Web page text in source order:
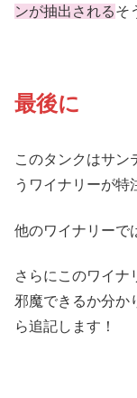
ンが抽出されるそ
最後に
このタンクはサン
うワイナリーが特
他のワイナリーで
さらにこのワイナ
邪魔できるか分か
ら追記します！